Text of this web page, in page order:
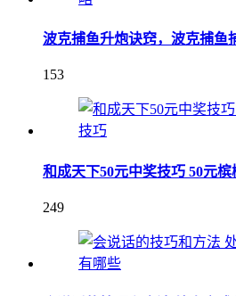
波克捕鱼升炮诀窍，波克捕鱼
153
和成天下50元中奖技巧 50元
249